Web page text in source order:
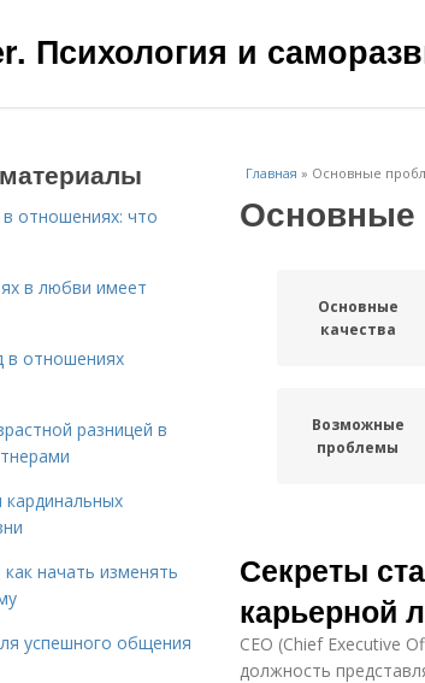
Психология и
Главная » Основные
Основные
качества
Возможные
проблемы
Секреты
карьерной
CEO (Chief Executive
должность
отношениях: что
в любви имеет
отношениях
разницей в
кардинальных
начать изменять
успешного общения